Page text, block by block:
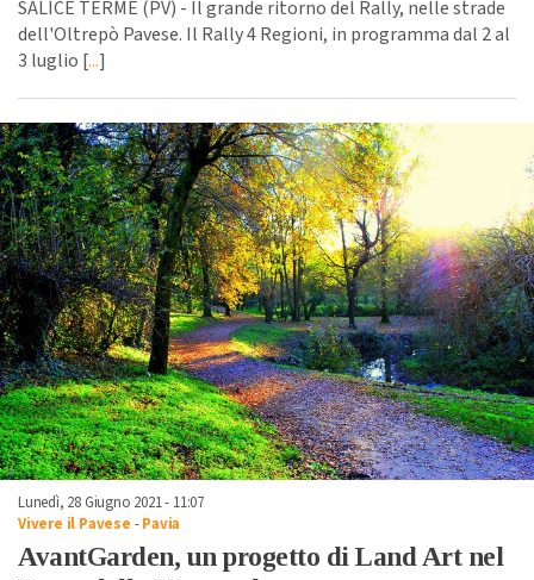
SALICE TERME (PV) - Il grande ritorno del Rally, nelle strade
dell'Oltrepò Pavese. Il Rally 4 Regioni, in programma dal 2 al
3 luglio [...]
Lunedì, 28 Giugno 2021 - 11:07
Vivere il Pavese -Pavia
AvantGarden, un progetto di Land Art nel